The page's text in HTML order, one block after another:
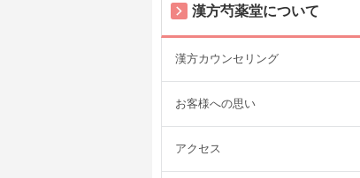
漢方芍薬堂について
漢方カウンセリング
お客様への思い
アクセス